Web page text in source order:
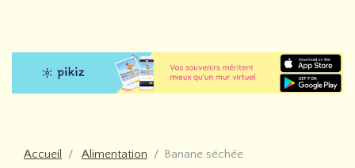
Accueil Alimentation Banane séchée